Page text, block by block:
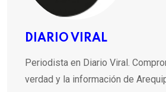
DIARIO VIRAL
Periodista en Diario Viral.
verdad y la información de